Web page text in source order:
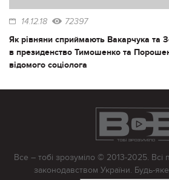
14.12.18 72397
Як рівняни сприймають Вакарчука та
в президенство Тимошенко та
відомого соціолога
Все – тобі зрозуміло © 2013-2025. Всі
законодавством України. Будь-